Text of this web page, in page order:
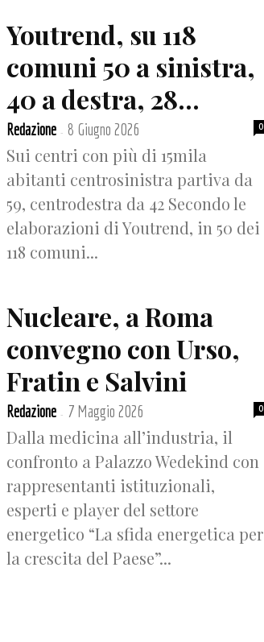
Youtrend, su 118
comuni 50 a sinistra,
40 a destra, 28...
Redazione - 8 Giugno 2026 0
Sui centri con più di 15mila
abitanti centrosinistra partiva da
59, centrodestra da 42 Secondo le
elaborazioni di Youtrend, in 50 dei
118 comuni...
Nucleare, a Roma
convegno con Urso,
Fratin e Salvini
Redazione - 7 Maggio 2026 0
Dalla medicina all’industria, il
confronto a Palazzo Wedekind con
rappresentanti istituzionali,
esperti e player del settore
energetico “La sfida energetica per
la crescita del Paese”...